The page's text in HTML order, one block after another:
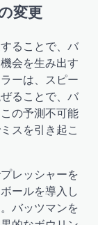
変更
ることで、バ
会を生み出す
ーは、スピー
ることで、バ
の予測不可能
スを引き起こ
レッシャーを
ールを導入し
バッツマンを